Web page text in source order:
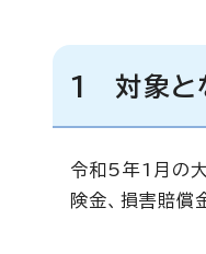
1 対象と
令和5年1月の大
険金、損害賠償